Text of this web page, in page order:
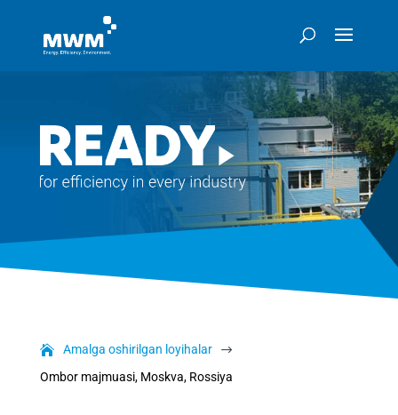
Amalga oshirilgan loyihalar $
Ombor majmuasi, Moskva, Rossiya